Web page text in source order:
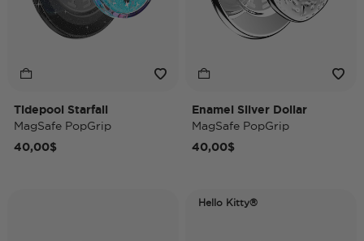
Tidepool Starfall
MagSafe PopGrip
40,00$
Enamel Silver Dollar
MagSafe PopGrip
40,00$
Hello Kitty®